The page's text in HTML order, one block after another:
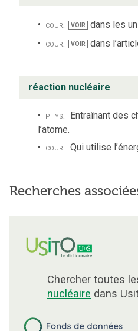
cour. VOIR dans les
cour.
VOIR dans
réaction nucléaire
phys. Entraînant des
l’atome.
cour. Qui utilise
Recherches
Chercher toutes
nucléaire dans